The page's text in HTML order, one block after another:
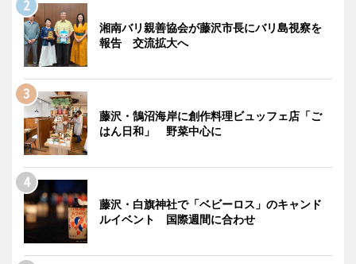
湘南バリ親善協会が藤沢市長にバリ島視察を
報告 交流拡大へ
藤沢・鵠沼海岸に創作料理ビュッフェ店「ご
はん日和」 野菜中心に
藤沢・白旗神社で「ベビーロス」のキャンド
ルイベント 国際週間に合わせ